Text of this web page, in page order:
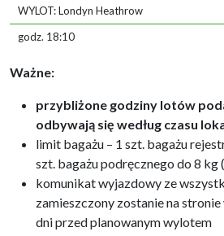
WYLOT: Londyn Heathrow
godz. 18:10
Ważne:
przybliżone godziny lotów
odbywają się według czasu
limit bagażu – 1 szt. bagażu
szt. bagażu podręcznego do 8 kg
komunikat wyjazdowy ze
zamieszczony zostanie na
dni przed planowanym wylotem